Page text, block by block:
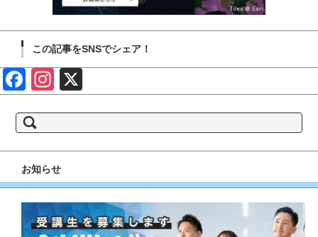
この記事をSNSでシェア！
Face Insta
索:
お知らせ